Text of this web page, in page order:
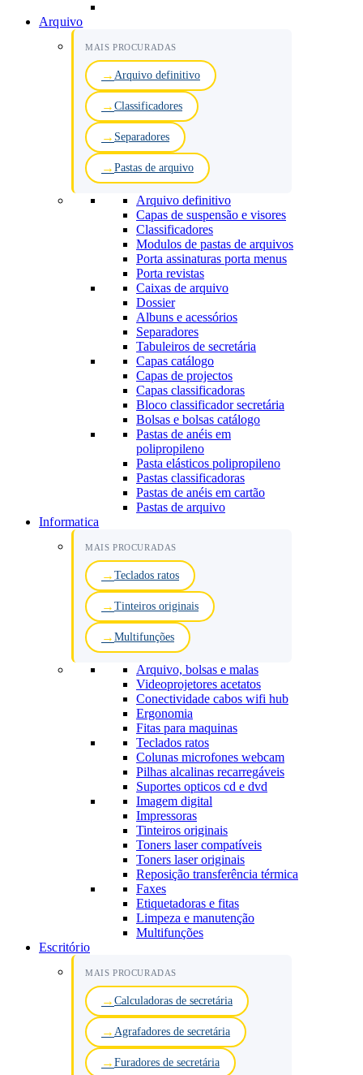
Arquivo
MAIS PROCURADAS
Arquivo definitivo
Classificadores
Separadores
Pastas de arquivo
Arquivo definitivo
Capas de suspensão e visores
Classificadores
Modulos de pastas de arquivos
Porta assinaturas porta menus
Porta revistas
Caixas de arquivo
Dossier
Albuns e acessórios
Separadores
Tabuleiros de secretária
Capas catálogo
Capas de projectos
Capas classificadoras
Bloco classificador secretária
Bolsas e bolsas catálogo
Pastas de anéis em
polipropileno
Pasta elásticos polipropileno
Pastas classificadoras
Pastas de anéis em cartão
Pastas de arquivo
Informatica
MAIS PROCURADAS
Teclados ratos
Tinteiros originais
Multifunções
Arquivo, bolsas e malas
Videoprojetores acetatos
Conectividade cabos wifi hub
Ergonomia
Fitas para maquinas
Teclados ratos
Colunas microfones webcam
Pilhas alcalinas recarregáveis
Suportes opticos cd e dvd
Imagem digital
Impressoras
Tinteiros originais
Toners laser compatíveis
Toners laser originais
Reposição transferência térmica
Faxes
Etiquetadoras e fitas
Limpeza e manutenção
Multifunções
Escritório
MAIS PROCURADAS
Calculadoras de secretária
Agrafadores de secretária
Furadores de secretária